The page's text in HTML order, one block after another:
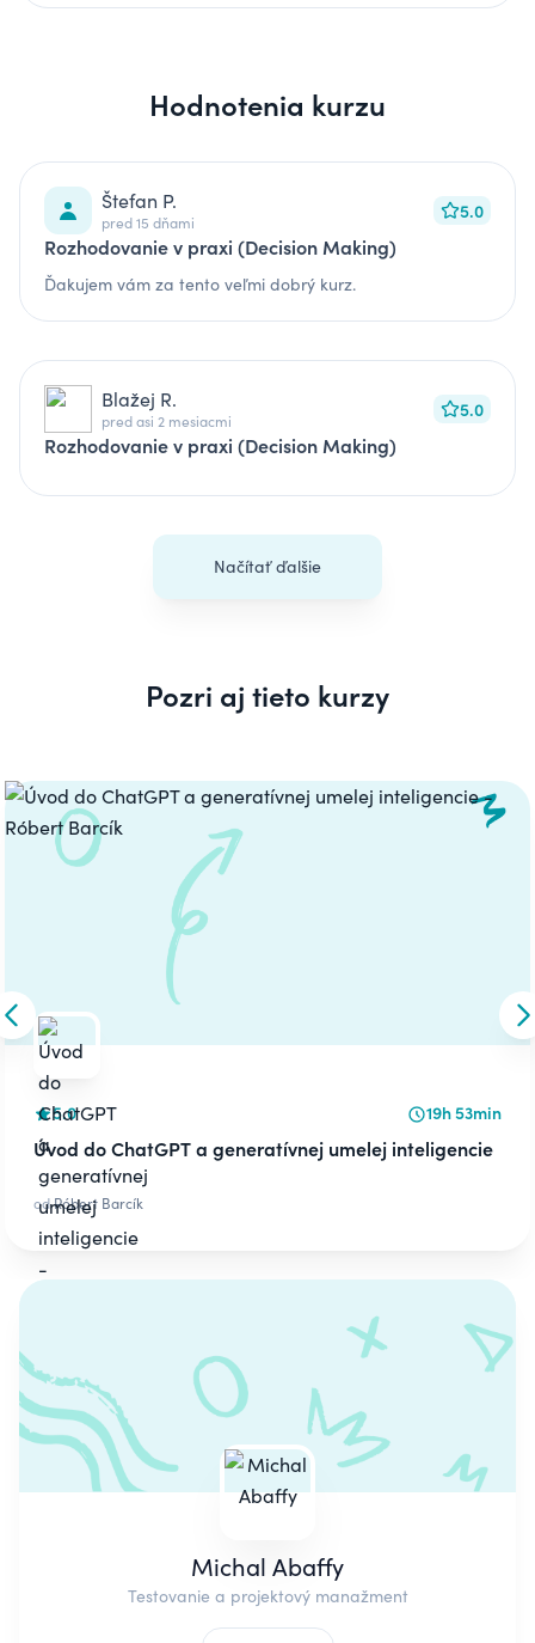
Hodnotenia kurzu
Štefan P.
pred 15 dňami 5.0
Rozhodovanie v praxi (Decision Making)
Ďakujem vám za tento veľmi dobrý kurz.
Blažej R.
pred asi 2 mesiacmi 5.0
Rozhodovanie v praxi (Decision Making)
Načítať ďalšie
Pozri aj tieto kurzy
Carousel
Skip to previous slide
5.0 19h 53min
Úvod do ChatGPT a generatívnej umelej inteligencie
odRóbert Barcík
Michal Abaffy
Testovanie a projektový manažment